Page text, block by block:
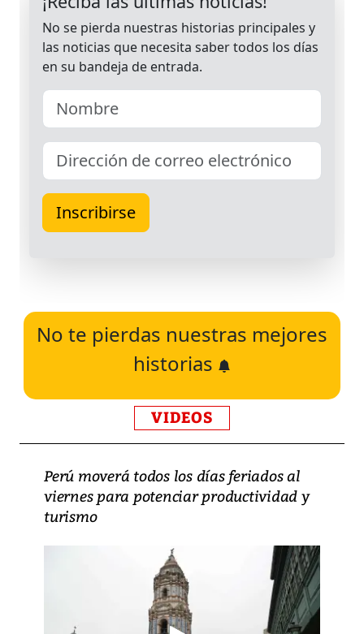
No te pierdas nuestras mejores
historias
VIDEOS
Perú moverá todos los días feriados al
viernes para potenciar productividad y
turismo